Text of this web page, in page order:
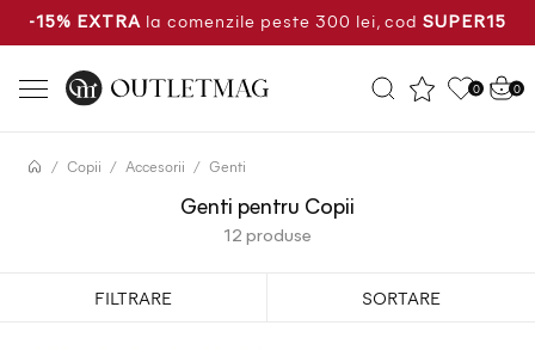
-15% EXTRA la comenzile peste 300 lei, cod SUPER15
0 0
Copii Accesorii Genti
Genti pentru Copii
12 produse
FILTRARE SORTARE